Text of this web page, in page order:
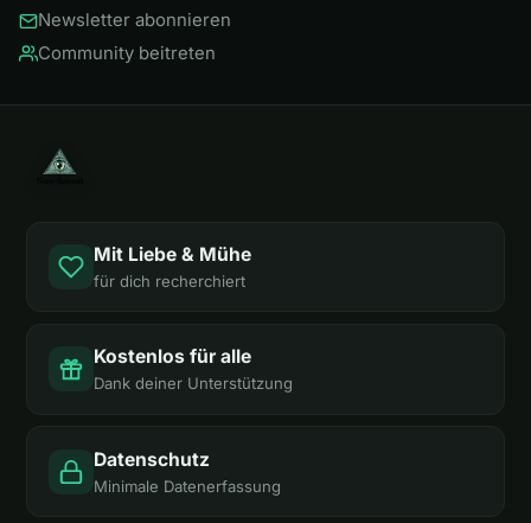
Newsletter abonnieren
Community beitreten
Mit Liebe & Mühe
für dich recherchiert
Kostenlos für alle
Dank deiner Unterstützung
Datenschutz
Minimale Datenerfassung